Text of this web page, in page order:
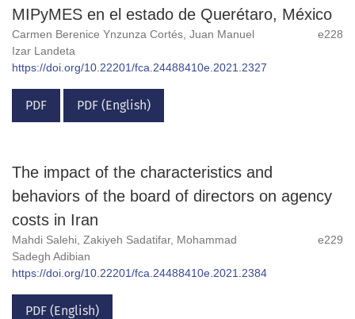
MIPyMES en el estado de Querétaro, México
Carmen Berenice Ynzunza Cortés, Juan Manuel
Izar Landeta
e228
https://doi.org/10.22201/fca.24488410e.2021.2327
PDF PDF (English)
The impact of the characteristics and
behaviors of the board of directors on agency
costs in Iran
Mahdi Salehi, Zakiyeh Sadatifar, Mohammad
Sadegh Adibian
e229
https://doi.org/10.22201/fca.24488410e.2021.2384
PDF (English)